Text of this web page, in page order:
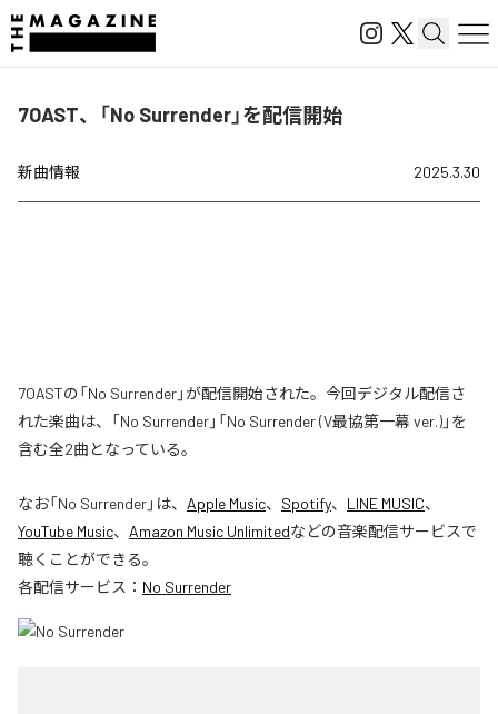
7OAST、「No Surrender」を配信開始
新曲情報 2025.3.30
7OASTの「No Surrender」が配信開始された。今回デジタル配信さ
れた楽曲は、「No Surrender」「No Surrender (V最協第一幕 ver.)」を
含む全2曲となっている。
なお「No Surrender」は、 Apple Music、 Spotify、 LINE MUSIC、
YouTube Music、 Amazon Music Unlimitedなどの音楽配信サービスで
聴くことができる。
各配信サービス： No Surrender